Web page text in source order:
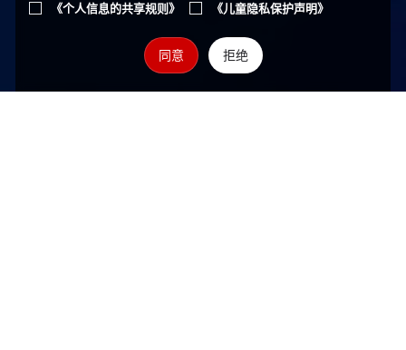
《个人信息的共享规则》
《儿童隐私保护声明》
同意 拒绝